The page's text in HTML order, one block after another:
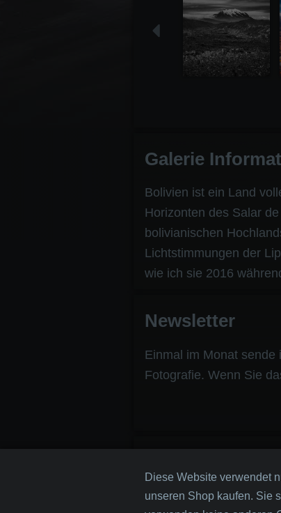
Galerie
Bolivien ist ein Land
Horizonten des Salar
bolivianischen
Lichtstimmungen der
wie ich sie 2016
Newsletter
Einmal im Monat sende
Fotografie. Wenn Sie
Diese Website verwendet
unseren Shop kaufen. Sie